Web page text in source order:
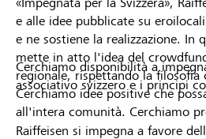
e alle idee pubblicate su
e ne sostiene la realizzazione. In
mette in atto l'idea del
regionale, rispettando la filosofia
Cerchiamo idee positive che
all'intera comunità. Cerchiamo
Cerchiamo disponibilità a
associativo svizzero e i principi
Raiffeisen si impegna a favore